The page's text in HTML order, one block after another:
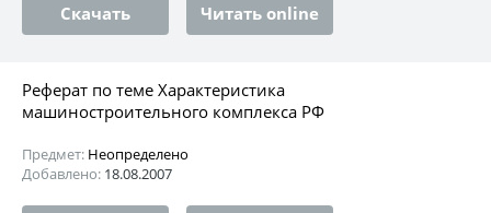
Скачать Читать online
Реферат по теме Характеристика
машиностроительного комплекса РФ
Предмет: Неопределено
Добавлено: 18.08.2007